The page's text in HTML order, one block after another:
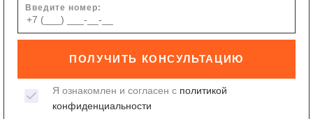
Введите номер:
ПОЛУЧИТЬ КОНСУЛЬТАЦИЮ
Я ознакомлен и согласен с политикой
конфиденциальности